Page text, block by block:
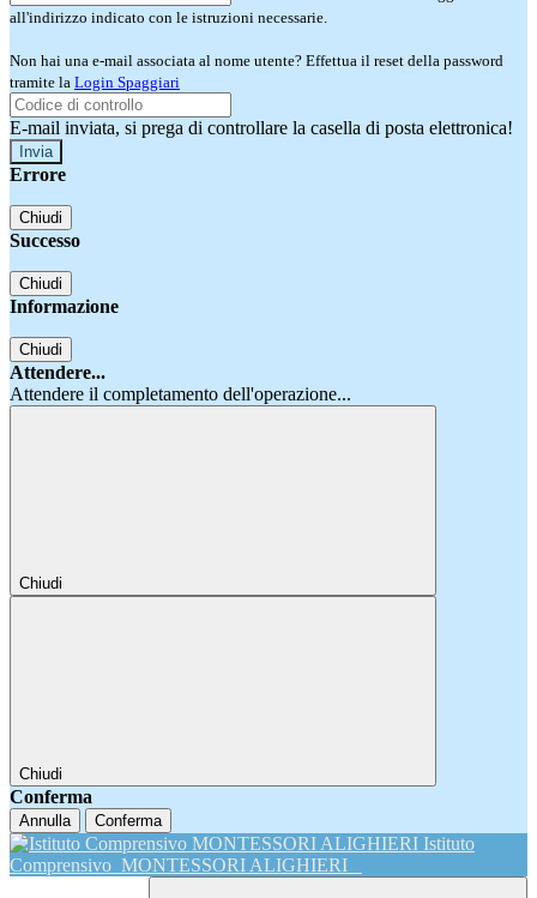
all'indirizzo indicato con le istruzioni necessarie.
Non hai una e-mail associata al nome utente? Effettua il reset della password
tramite la Login Spaggiari
E-mail inviata, si prega di controllare la casella di posta elettronica!
Errore
Chiudi
Successo
Chiudi
Informazione
Chiudi
Attendere...
Attendere il completamento dell'operazione...
Chiudi
Chiudi
Conferma
Annulla Conferma
Istituto
Comprensivo MONTESSORI ALIGHIERI